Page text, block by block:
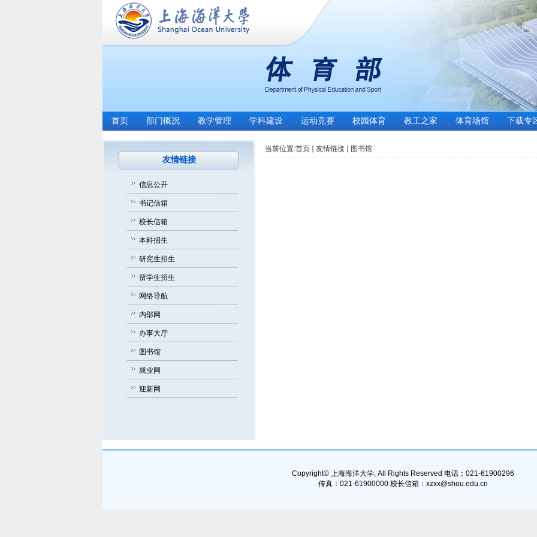
首页 部门概况 教学管理 学科建设 运动竞赛 校园体育 教工之家 体育场馆 下载专
友情链接
信息公开
书记信箱
校长信箱
本科招生
研究生招生
留学生招生
网络导航
内部网
办事大厅
图书馆
就业网
迎新网
当前位置:首页 友情链接 图书馆
Copyright© 上海海洋大学, All Rights Reserved 电话：021-61900296
传真：021-61900000 校长信箱：xzxx@shou.edu.cn